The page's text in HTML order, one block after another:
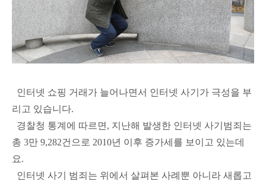
인터넷 쇼핑 거래가 늘어나면서 인터넷 사기가 극성을 부
리고 있습니다.
경찰청 통계에 따르면, 지난해 발생한 인터넷 사기범죄는
총 3만 9,282건으로 2010년 이후 증가세를 보이고 있는데
요.
인터넷 사기 범죄는 위에서 살펴본 사례뿐 아니라 새롭고